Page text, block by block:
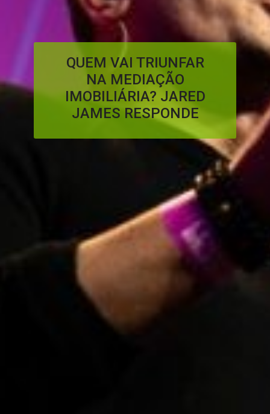
QUEM VAI TRIUNFAR
NA MEDIAÇÃO
IMOBILIÁRIA? JARED
JAMES RESPONDE